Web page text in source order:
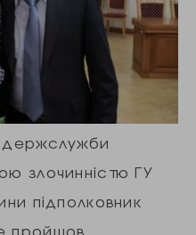
держслужби
злочинністю ГУ
підполковник
пройшов